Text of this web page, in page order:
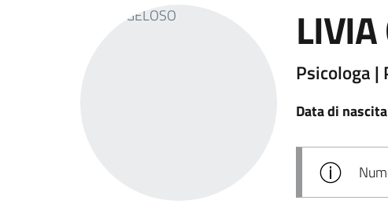
LIVIA
Psicologa |
Data di nascita